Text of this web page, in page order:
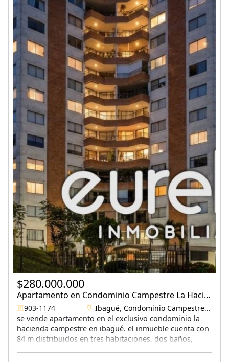
$280.000.000
Apartamento en Condominio Campestre La Hacienda en Venta
903-1174 Ibagué,Condominio Campestre La Hacienda
se vende apartamento en el exclusivo condominio la
hacienda campestre en ibagué. el inmueble cuenta con
84 m distribuidos en tres habitaciones, dos baños,